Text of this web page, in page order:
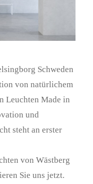
Schweden
von natürlichem
Leuchten Made in
und
steht an erster
von Wästberg
Sie uns jetzt.